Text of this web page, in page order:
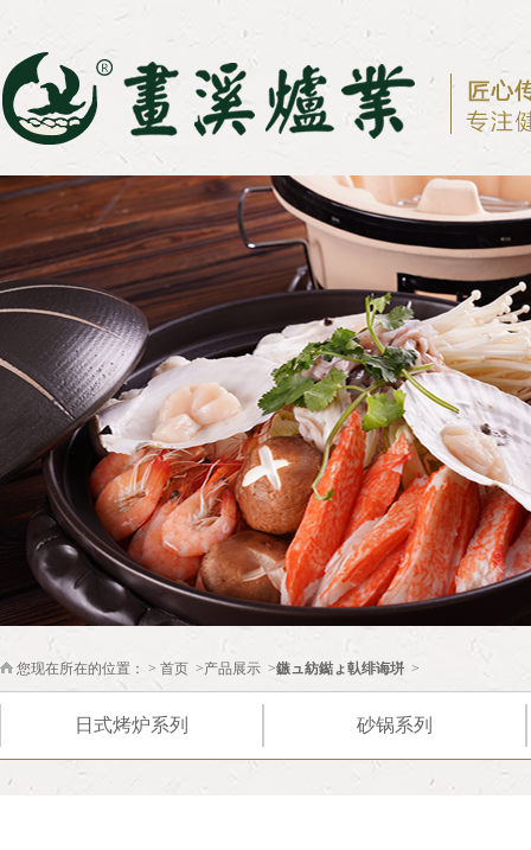
您现在所在的位置： > 首页 >产品展示 >鏃ュ紡鐑ょ倝绯诲垪 >
日式烤炉系列 砂锅系列